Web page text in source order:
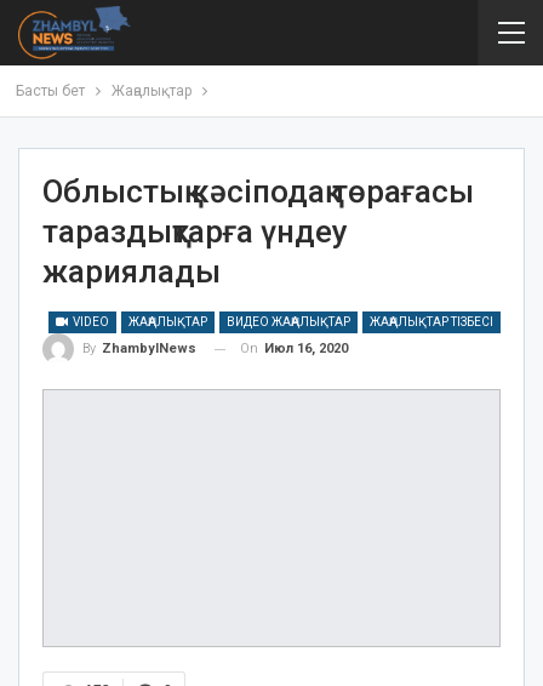
Басты бет Жаңалықтар
Облыстық кәсіподақ төрағасы
тараздықтарға үндеу
жариялады
VIDEO ЖАҢАЛЫҚТАР ВИДЕО ЖАҢАЛЫҚТАР ЖАҢАЛЫҚТАР ТІЗБЕСІ
By ZhambylNews On Июл 16, 2020